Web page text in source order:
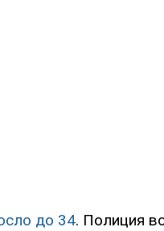
до 34. Полиция